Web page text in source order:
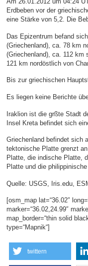
Erdbeben vor der
eine Stärke von 5,2. Die
Das Epizentrum befand
(Griechenland), ca. 78 km
(Griechenland), ca. 112 km
121 km nordöstlich von
Bis zur griechischen
Es liegen keine Berichte
Iraklion ist die grßte Stadt
Insel Kreta befindet sich
Griechenland befindet sich
tektonische Platte grenzt
Platte, die indische Platte,
Platte und die
Quelle: USGS, Iris.edu,
[osm_map lat=“36.02″
marker=“36.02,24.99″
map_border=“thin solid
type=“Mapnik“]
twittern